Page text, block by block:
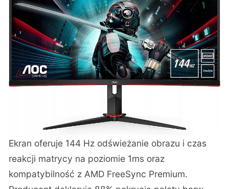
Ekran oferuje 144 Hz odświeżanie obrazu i czas
reakcji matrycy na poziomie 1ms oraz
kompatybilność z AMD FreeSync Premium.